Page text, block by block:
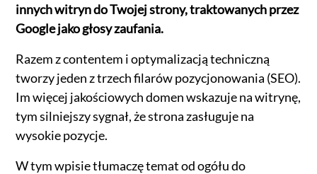
innych witryn do Twojej strony, traktowanych przez
Google jako głosy zaufania.
Razem z contentem i optymalizacją techniczną
tworzy jeden z trzech filarów pozycjonowania (SEO).
Im więcej jakościowych domen wskazuje na witrynę,
tym silniejszy sygnał, że strona zasługuje na
wysokie pozycje.
W tym wpisie tłumaczę temat od ogółu do